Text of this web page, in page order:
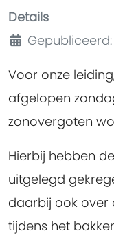
Details
Gepubliceerd:
Voor onze
afgelopen
zonovergoten
Hierbij hebben
uitgelegd
daarbij ook over
tijdens het